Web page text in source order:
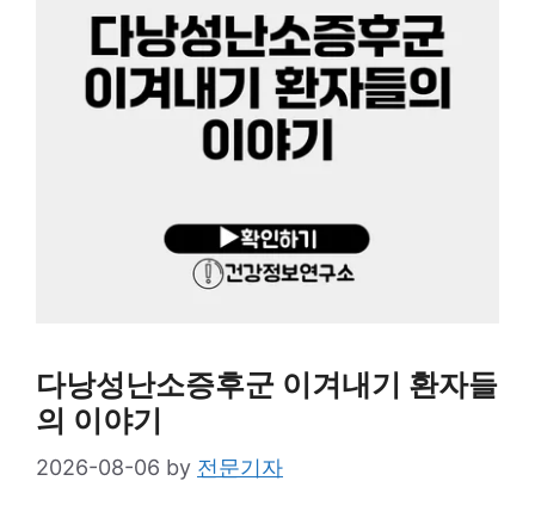
다낭성난소증후군 이겨내기 환자들
의 이야기
2026-08-06 by 전문기자